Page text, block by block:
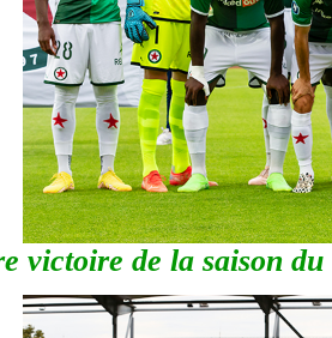
victoire de la saison